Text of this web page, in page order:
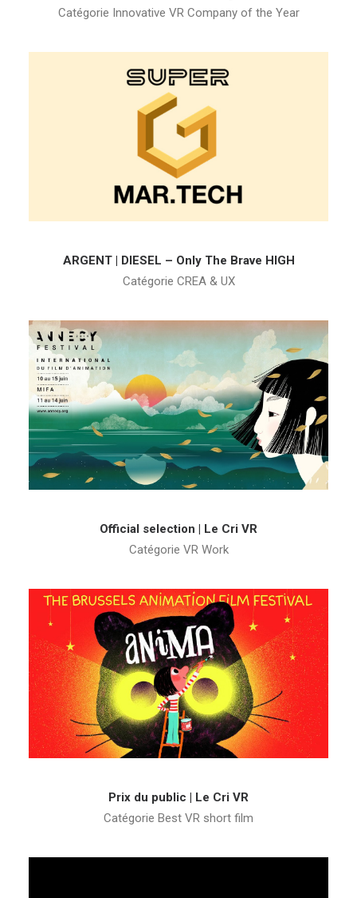
Catégorie Innovative VR Company of the Year
ARGENT | DIESEL – Only The Brave HIGH
Catégorie CREA & UX
Official selection | Le Cri VR
Catégorie VR Work
Prix du public | Le Cri VR
Catégorie Best VR short film